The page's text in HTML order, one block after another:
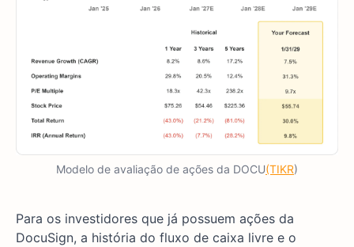
Modelo de avaliação de ações da DOCU(TIKR)
Para os investidores que já possuem ações da
DocuSign, a história do fluxo de caixa livre e o